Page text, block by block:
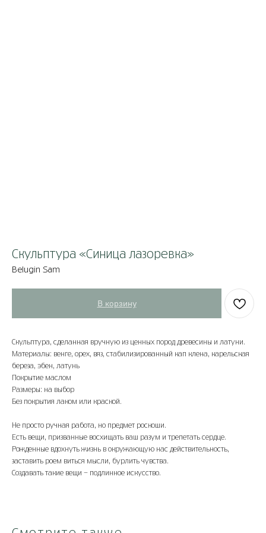
Скульптура «Синица лазоревка»
Belugin Sam
В корзину
Скульптура, сделанная вручную из ценных пород древесины и латуни.
Материалы: венге, орех, вяз, стабилизированный кап клена, карельская
береза, эбен, латунь
Покрытие маслом
Размеры: на выбор
Без покрытия лаком или краской.
Не просто ручная работа, но предмет роскоши.
Есть вещи, призванные восхищать ваш разум и трепетать сердце.
Рожденные вдохнуть жизнь в окружающую нас действительность,
заставить роем виться мысли, бурлить чувства.
Создавать такие вещи - подлинное искусство.